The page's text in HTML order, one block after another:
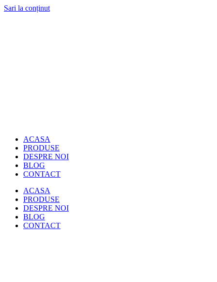
Sari la conținut
ACASA
PRODUSE
DESPRE NOI
BLOG
CONTACT
ACASA
PRODUSE
DESPRE NOI
BLOG
CONTACT